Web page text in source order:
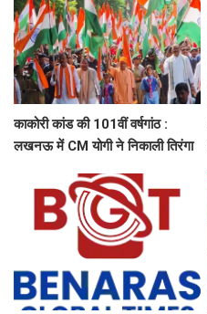
काकोरी कांड की 101वीं वर्षगांठ :
लखनऊ में CM योगी ने निकाली तिरंगा